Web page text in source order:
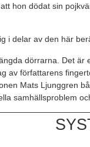
hon dödat sin
i delar av den här
dörrarna. Det
av författarens
Mats Ljunggren
samhällsproblem